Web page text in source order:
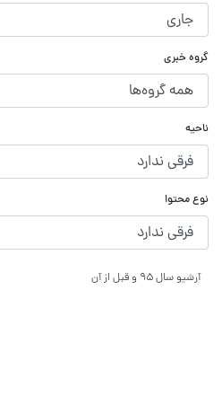
گروه خبری
ناحیه
نوع محتوا
آرشیو سال ۹۵ و قبل از آن